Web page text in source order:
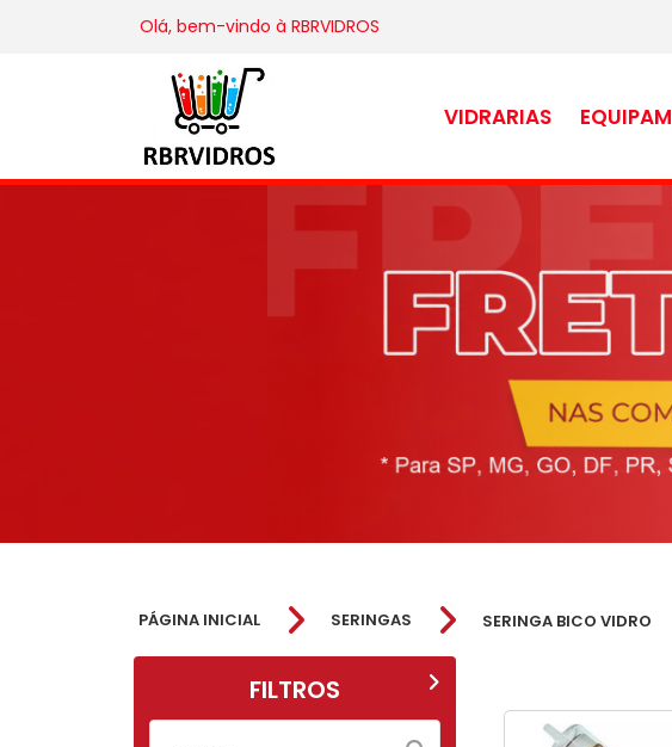
Olá, bem-vindo à RBRVIDROS
VIDRARIAS
PÁGINA INICIAL SERINGAS SERINGA BICO VIDRO
FILTROS